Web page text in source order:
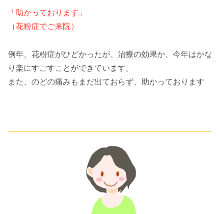
「助かっております」
（花粉症でご来院）
例年、花粉症がひどかったが、治療の効果か、今年はかな
り楽にすごすことができています。
また、のどの痛みもまだ出ておらず、助かっております